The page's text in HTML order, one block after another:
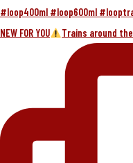
NEW FOR YOU Trains around the